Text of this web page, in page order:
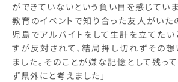
ができていないという負い目を感じてい
教育のイベントで知り合った友人がいた
児島でアルバイトをして生計を立てた
すが反対されて、結局押し切れずその
ました。そのことが嫌な記憶として残っ
ず県外にと考えました」